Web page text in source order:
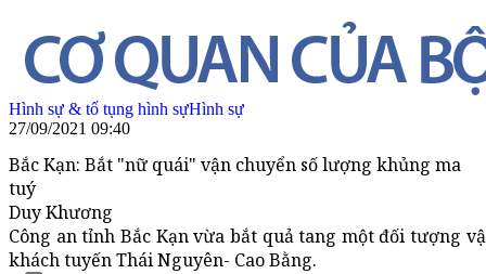
Hình sự & tố tụng hình sựHình sự
27/09/2021 09:40
Bắc Kạn: Bắt "nữ quái" vận chuyển số lượng khủng ma
tuý
Duy Khương
Công an tỉnh Bắc Kạn vừa bắt quả tang một đối tượng
khách tuyến Thái Nguyên- Cao Bằng.